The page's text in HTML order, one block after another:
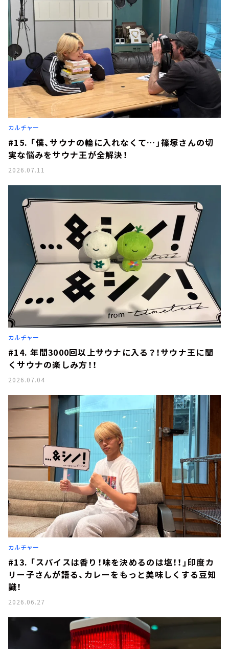
カルチャー
#15. 「僕、サウナの輪に入れなくて…」篠塚さんの切
実な悩みをサウナ王が全解決！
2026.07.11
カルチャー
#14. 年間3000回以上サウナに入る？！サウナ王に聞
くサウナの楽しみ方！！
2026.07.04
カルチャー
#13. 「スパイスは香り！味を決めるのは塩！！」印度カ
リー子さんが語る、カレーをもっと美味しくする豆知
識！
2026.06.27